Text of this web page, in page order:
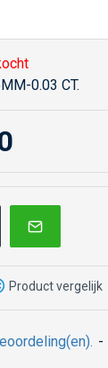
0.03 CT.
-
Product vergelijk